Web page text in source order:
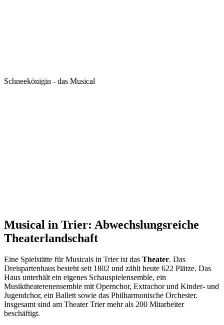
Schneekönigin - das Musical
Musical in Trier: Abwechslungsreiche
Theaterlandschaft
Eine Spielstätte für Musicals in Trier ist das Theater. Das
Dreispartenhaus besteht seit 1802 und zählt heute 622 Plätze. Das
Haus unterhält ein eigenes Schauspielensemble, ein
Musiktheaterenensemble mit Opernchor, Extrachor und Kinder- und
Jugendchor, ein Ballett sowie das Philharmonische Orchester.
Insgesamt sind am Theater Trier mehr als 200 Mitarbeiter
beschäftigt.